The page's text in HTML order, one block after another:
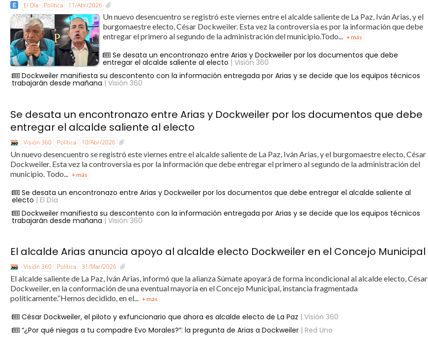
El Día Política 11/Abr/2026
Un nuevo desencuentro se registró este viernes entre el alcalde saliente de La Paz, Iván Arias, y el
burgomaestre electo, César Dockweiler. Esta vez la controversia es por la información que debe
entregar el primero al segundo de la administración del municipio.Todo... + más
Se desata un encontronazo entre Arias y Dockweiler por los documentos que debe
entregar el alcalde saliente al electo | Visión 360
Dockweiler manifiesta su descontento con la información entregada por Arias y se decide que los equipos técnicos
trabajarán desde mañana | Visión 360
Se desata un encontronazo entre Arias y Dockweiler por los documentos que debe
entregar el alcalde saliente al electo
Visión 360 Política 10/Abr/2026
Un nuevo desencuentro se registró este viernes entre el alcalde saliente de La Paz, Iván Arias, y el burgomaestre electo, César
Dockweiler. Esta vez la controversia es por la información que debe entregar el primero al segundo de la administración del
municipio. Todo...
+ más
Se desata un encontronazo entre Arias y Dockweiler por los documentos que debe entregar el alcalde saliente al
electo | El Día
Dockweiler manifiesta su descontento con la información entregada por Arias y se decide que los equipos técnicos
trabajarán desde mañana | Visión 360
El alcalde Arias anuncia apoyo al alcalde electo Dockweiler en el Concejo Municipal
Visión 360 Política 31/Mar/2026
El alcalde saliente de La Paz, Iván Arias, informó que la alianza Súmate apoyará de forma incondicional al alcalde electo, César
Dockweiler, en la conformación de una eventual mayoría en el Concejo Municipal, instancia fragmentada
políticamente.“Hemos decidido, en el... + más
César Dockweiler, el piloto y exfuncionario que ahora es alcalde electo de La Paz | Visión 360
“¿Por qué niegas a tu compadre Evo Morales?”: la pregunta de Arias a Dockweiler | Red Uno